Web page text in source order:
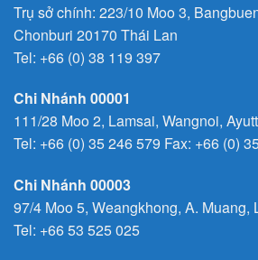
Trụ sở chính: 223/10 Moo 3,
Chonburi 20170 Thái Lan
Tel: +66 (0) 38 119 397
Chi Nhánh 00001
111/28 Moo 2, Lamsai, Wangnoi,
Tel: +66 (0) 35 246 579 Fax: +66 (0)
Chi Nhánh 00003
97/4 Moo 5, Weangkhong, A. Muang,
Tel: +66 53 525 025